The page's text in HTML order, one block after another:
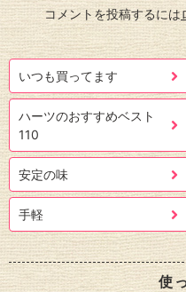
コメントを投稿するには
いつも買ってます
ハーツのおすすめベスト
110
安定の味
手軽
使